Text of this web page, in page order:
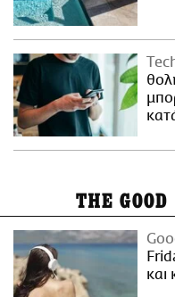
THE
και